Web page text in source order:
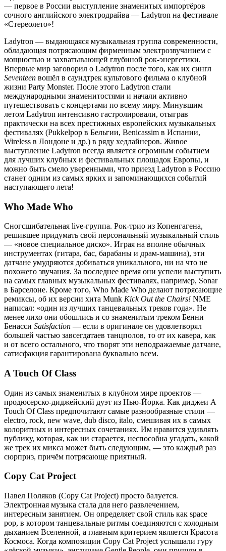
— первое в России выступление знаменитых импортёров
сочного английского электродрайва — Ladytron на фестивале
«Стереолето»!
Ladytron — выдающаяся музыкальная группа современности,
обладающая потрясающим фирменным электрозвучанием с
мощностью и захватывающей глубиной рок-энергетики.
Впервые мир заговорил о Ladytron после того, как их сингл
Seventeen вошёл в саундтрек культового фильма о клубной
жизни Party Monster. После этого Ladytron стали
международными знаменитостями и начали активно
путешествовать с концертами по всему миру. Минувшим
летом Ladytron интенсивно гастролировали, отыграв
практически на всех престижных европейских музыкальных
фестивалях (Pukkelpop в Бельгии, Benicassim в Испании,
Wireless в Лондоне и др.) в ряду хедлайнеров. Живое
выступление Ladytron всегда является огромным событием
для лучших клубных и фестивальных площадок Европы, и
можно быть смело уверенными, что приезд Ladytron в Россию
станет одним из самых ярких и запоминающихся событий
наступающего лета!
Who Made Who
Сногсшибательная live-группа. Рок-трио из Копенгагена,
решившее придумать свой персональный музыкальный стиль
— «новое специальное диско». Играя на вполне обычных
инструментах (гитара, бас, барабаны и драм-машина), эти
датчане умудряются добиваться уникального, ни на что не
похожего звучания. За последнее время они успели выступить
на самых главных музыкальных фестивалях, например, Sonar
в Барселоне. Кроме того, Who Made Who делают потрясающие
ремиксы, об их версии хита Munk Kick Out the Chairs! NME
написал: «один из лучших танцевальных треков года». Не
менее лихо они обошлись и со знаменитым треком Бенни
Бенасси Satisfaction — если в оригинале он удовлетворял
большей частью завсегдатаев танцполов, то от их кавера, как
и от всего остального, что творят эти неподражаемые датчане,
сатисфакция гарантирована буквально всем.
A Touch Of Class
Один из самых знаменитых в клубном мире проектов —
продюсерско-диджейский дуэт из Нью-Йорка. Как диджеи A
Touch Of Class предпочитают самые разнообразные стили —
electro, rock, new wave, dub disco, italo, смешивая их в самых
колоритных и интересных сочетаниях. Им нравится удивлять
публику, которая, как ни старается, неспособна угадать, какой
же трек их микса может быть следующим, — это каждый раз
сюрприз, причём потрясающе приятный.
Copy Cat Project
Павел Поляков (Copy Cat Project) просто балуется.
Электронная музыка стала для него развлечением,
интересным занятием. Он определяет свой стиль как space
pop, в котором танцевальные ритмы соединяются с холодным
дыханием Вселенной, а главным критерием является Красота
Космоса. Когда композиции Copy Cat Project услышали гуру